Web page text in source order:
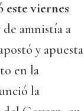
este viernes
amnistía a
y apuesta
en la
la